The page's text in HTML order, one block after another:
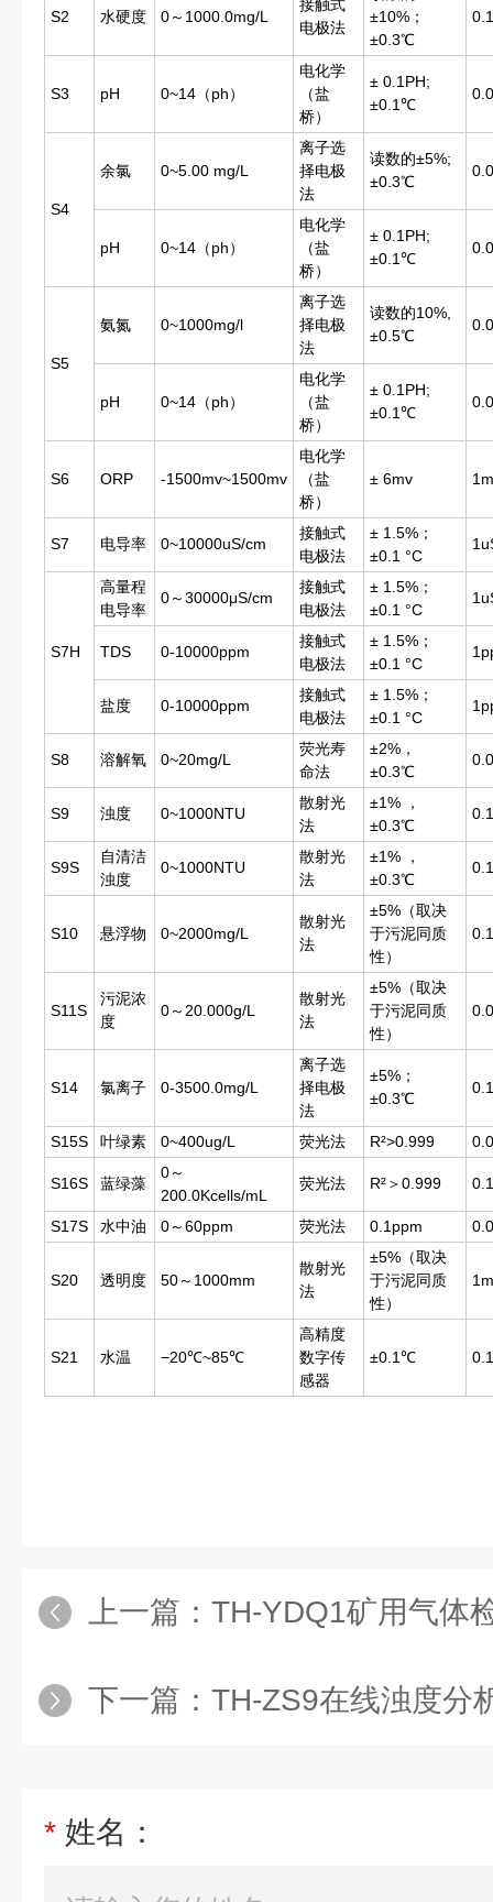
S2 水硬度 0～1000.0mg/L
接触式
电极法
±10%；
±0.3℃
S3 pH 0~14（ph）
电化学
（盐
桥）
± 0.1PH;
±0.1℃
S4
余氯 0~5.00 mg/L
离子选
择电极
法
读数的±5%;
±0.3℃
pH 0~14（ph）
电化学
（盐
桥）
± 0.1PH;
±0.1℃
S5
氨氮 0~1000mg/l
离子选
择电极
法
读数的10%,
±0.5℃
pH 0~14（ph）
电化学
（盐
桥）
± 0.1PH;
±0.1℃
S6 ORP -1500mv~1500mv
电化学
（盐
桥）
± 6mv
S7 电导率 0~10000uS/cm
接触式
电极法
± 1.5%；
±0.1 °C
S7H
高量程
电导率
0～30000μS/cm
接触式
电极法
± 1.5%；
±0.1 °C
TDS 0-10000ppm
接触式
电极法
± 1.5%；
±0.1 °C
盐度 0-10000ppm
接触式
电极法
± 1.5%；
±0.1 °C
S8 溶解氧 0~20mg/L
荧光寿
命法
±2%，
±0.3℃
S9 浊度 0~1000NTU
散射光
法
±1% ，
±0.3℃
S9S
自清洁
浊度
0~1000NTU
散射光
法
±1% ，
±0.3℃
S10 悬浮物 0~2000mg/L
散射光
法
±5%（取决
于污泥同质
性）
S11S
污泥浓
度
0～20.000g/L
散射光
法
±5%（取决
于污泥同质
性）
S14 氯离子 0-3500.0mg/L
离子选
择电极
法
±5%；
±0.3℃
S15S 叶绿素 0~400ug/L 荧光法 R²>0.999
S16S 蓝绿藻
0～
200.0Kcells/mL
荧光法 R²＞0.999
S17S 水中油 0～60ppm 荧光法 0.1ppm
S20 透明度 50～1000mm
散射光
法
±5%（取决
于污泥同质
性）
S21 水温 −20℃~85℃
高精度
数字传
感器
±0.1℃
上一篇： TH-YDQ1矿用气体
下一篇： TH-ZS9在线浊度分
* 姓名：